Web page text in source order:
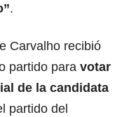
.
Carvalho recibió
partido para votar
de la candidata
partido del